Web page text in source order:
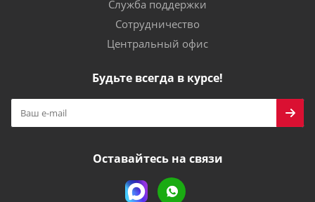
Служба поддержки
Сотрудничество
Центральный офис
Будьте всегда в курсе!
Оставайтесь на связи